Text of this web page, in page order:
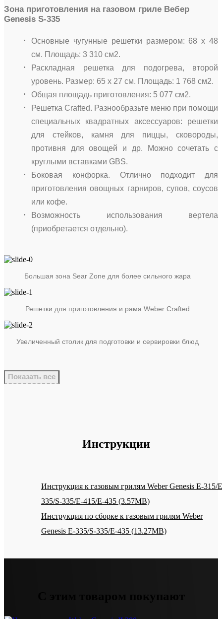
Зона приготовления на газовом гриле Вебер
Genesis S-335
Основные чугунные решетки размером: 68 х 48
см. Площадь: 3 310 см2.
Раскладная решетка для подогрева, второй
уровень. Размер: 65 х 27 см. Площадь: 1 768 см2.
Общая площадь приготовления: 5 077 см2.
Решетка Crafted. Разнообразьте меню при помощи
специальных квадратных аксессуаров: решетки
для стейков, камня для пиццы, сковороды,
противня для овощей и др. Можно сочетать с
круглыми вставками GBS.
Боковая конфорка. Отлично подходит для
приготовления овощных гарниров, супов, соусов
или кофе.
Возможность использования вертела
(приобретается отдельно).
Большая зона Sear Zone для более сильного жара
Решетки для приготовления и рама Weber Crafted
Увеличенный столик для подготовки и сервировки блюд
Показать все
Инструкции
Инструкция к газовым грилям Weber Genesis E-315/
335/S-335/E-415/E-435 (3.57MB)
Инструкция по сборке к газовым грилям Weber
Genesis E-335/S-335/E-435 (13.27MB)
С этим товаром покупают